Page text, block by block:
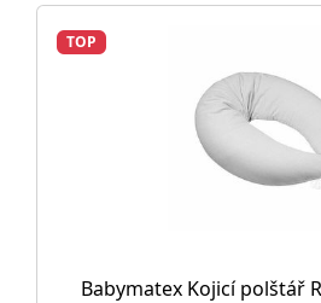
TOP
Babymatex Kojicí polštář